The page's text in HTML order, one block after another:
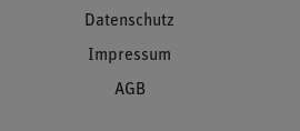
Datenschutz
Impressum
AGB